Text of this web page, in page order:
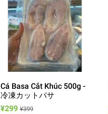
Cá Basa Cắt Khúc 500g -
冷凍カットバサ
¥299 ¥399